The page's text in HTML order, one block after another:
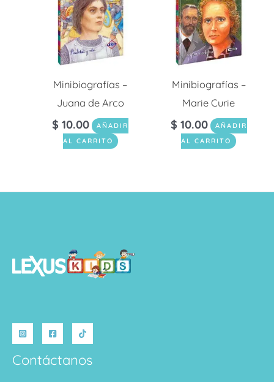
Minibiografías –
Juana de Arco
$ 10.00
AÑADIR
AL CARRITO
Minibiografías –
Marie Curie
$ 10.00
AÑADIR
AL CARRITO
Contáctanos